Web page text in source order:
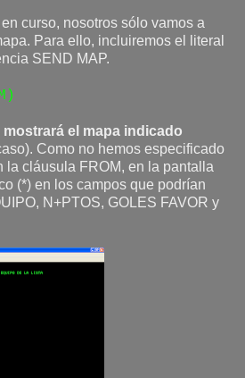
curso, nosotros sólo vamos a
Para ello, incluiremos el literal
SEND MAP.
mostrará el mapa indicado
Como no hemos especificado
la cláusula FROM, en la pantalla
(*) en los campos que podrían
N+PTOS, GOLES FAVOR y